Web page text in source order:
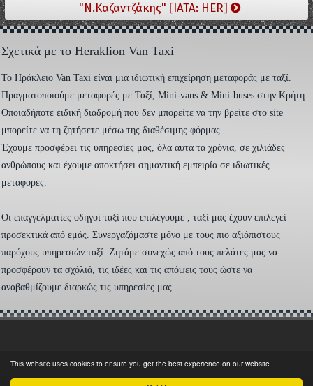
This website uses cookies to ensure you get the best experience on our website
"Ν.Καζαντζάκης" [IATA: HER]
Σχετικά με το Heraklion Van Taxi
To Ηράκλειο Van Taxi είναι μια ιδιωτική επιχείρηση μεταφοράς με ταξί.
Πραγματοποιούμε μεταφορές με Ταξί, Mini-vans & Mini-buses στην Κρήτη.
Οποιαδήποτε ειδική διαδρομή που δεν μπορείτε να την βρείτε στο site
μπορείτε να τη ζητήσετε μέσω της διαθέσιμης φόρμας.
Έχουμε προσφέρει τις υπηρεσίες μας, όλα αυτά τα χρόνια, σε χιλιάδες
ανθρώπους και έχουμε αποκτήσει σημαντική εμπειρία σε ιδιωτικές
μεταφορές.
Οι επαγγελματίες οδηγοί ταξί που επιλέγουμε , ταξί μας έχουν επιλεγεί
προσεκτικά από εμάς. Συνεργαζόμαστε μόνο με τους πιο αξιόπιστους
παρόχους υπηρεσιών ταξί. Ζητάμε συνεχώς από τους πελάτες μας να
προσφέρουν τα σχόλιά, τις ιδέες και τις απόψεις τους ώστε να
αναβαθμίζουμε διαρκώς τις υπηρεσίες μας.